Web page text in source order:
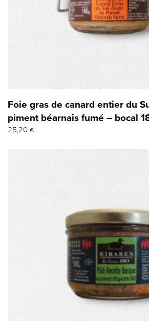
Foie gras de canard entier du
piment béarnais fumé – bocal
25,20 €